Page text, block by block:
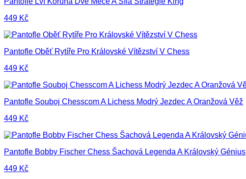
449 Kč
Pantofle Oběť Rytíře Pro Královské Vítězství V Chess
449 Kč
Pantofle Souboj Chesscom A Lichess Modrý Jezdec A Oranžová Věž
449 Kč
Pantofle Bobby Fischer Chess Šachová Legenda A Královský Génius
449 Kč